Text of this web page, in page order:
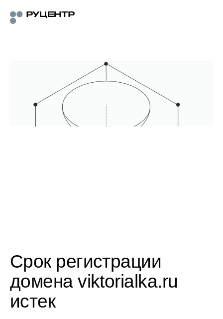
Срок регистрации
домена viktorialka.ru
истек